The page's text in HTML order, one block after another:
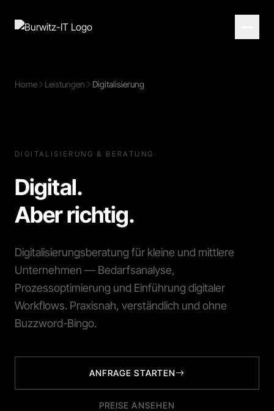
Home Leistungen Digitalisierung
DIGITALISIERUNG & BERATUNG
Digital.
Aber richtig.
Digitalisierungsberatung für kleine und mittlere
Unternehmen — Bedarfsanalyse,
Prozessoptimierung und Einführung digitaler
Workflows. Praxisnah, verständlich und ohne
Buzzword-Bingo.
ANFRAGE STARTEN
PREISE ANSEHEN